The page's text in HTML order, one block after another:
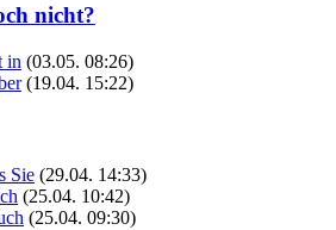
nicht?
in (03.05. 08:26)
(19.04. 15:22)
Sie (29.04. 14:33)
(25.04. 10:42)
(25.04. 09:30)